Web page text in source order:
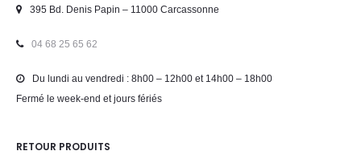
395 Bd. Denis Papin – 11000 Carcassonne
04 68 25 65 62
Du lundi au vendredi : 8h00 – 12h00 et 14h00 – 18h00
Fermé le week-end et jours fériés
RETOUR PRODUITS